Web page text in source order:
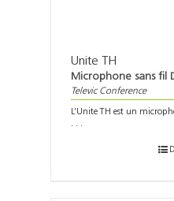
Unite TH
Microphone sans fil
Televic Conference
L’Unite TH est un
. . .